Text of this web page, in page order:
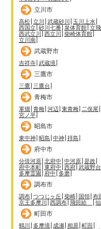
立川市
高松 立川 武蔵砂川
玉川上水
西国立 砂川七番 泉体育館 立飛
西武立川
西立川
柴崎体育館
立川南
武蔵野市
吉祥寺 武蔵境
三鷹市
三鷹 三鷹台
青梅市
軍畑 青梅 河辺 東青梅 二俣尾
宮ノ平
昭島市
東中神 昭島 中神 拝島
府中市
分倍河原 北府中 中河原 是政
府中本町 東府中 西府 武蔵野台
多摩霊園
府中 多磨
調布市
調布 つつじヶ丘 柴崎 国領 布
京王多摩川
西調布 飛田給
町田市
鶴川 多摩境 成瀬 相原 町田